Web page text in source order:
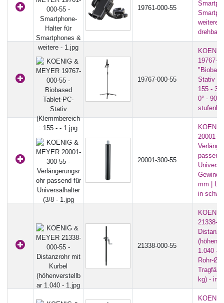
19761-000-55
weitere
drehbar)
19767-000-55
19767-
Stativ
155 -
0° - 90°
20001-300-55
20001-
passend
mm |
in
21338-000-55
21338-
1.040 -
Rohr-Ø
kg) - in